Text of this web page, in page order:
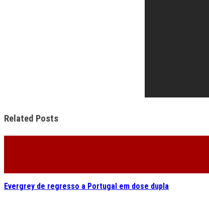
Related Posts
Evergrey de regresso a Portugal em dose dupla